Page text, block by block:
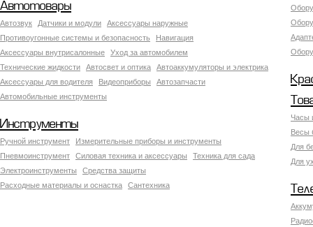
Автотовары
Автозвук Датчики и модули
Аксессуары наружные
Противоугонные системы и безопасность
Навигация
Аксесcуары внутрисалонные
Уход за автомобилем
Технические жидкости
Автосвет и оптика
Автоаккумуляторы и электрика
Аксессуары для водителя
Видеоприборы
Автозапчасти
Автомобильные инструменты
Часы
Весы
Для
Для
Инструменты
Ручной инструмент
Измерительные приборы и инструменты
Пневмоинструмент
Силовая техника и аксессуары
Техника для сада
Электроинструменты
Средства защиты
Расходные материалы и оснастка
Сантехника